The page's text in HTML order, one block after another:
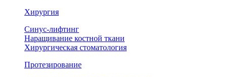
Хирургия
Синус-лифтинг
Наращивание костной ткани
Хирургическая стоматология
Протезирование